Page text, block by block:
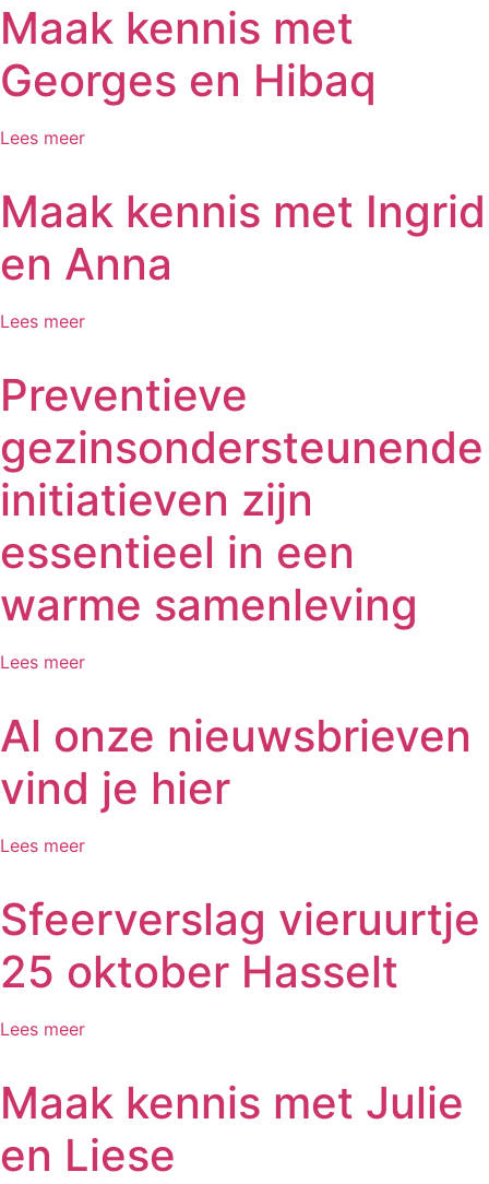
Maak kennis met
Georges en Hibaq
Lees meer
Maak kennis met Ingrid
en Anna
Lees meer
Preventieve
gezinsondersteunende
initiatieven zijn
essentieel in een
warme samenleving
Lees meer
Al onze nieuwsbrieven
vind je hier
Lees meer
Sfeerverslag vieruurtje
25 oktober Hasselt
Lees meer
Maak kennis met Julie
en Liese